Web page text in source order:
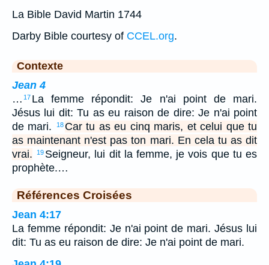
La Bible David Martin 1744
Darby Bible courtesy of CCEL.org.
Contexte
Jean 4
… 17 La femme répondit: Je n'ai point de mari.
Jésus lui dit: Tu as eu raison de dire: Je n'ai point
de mari.
18 Car tu as eu cinq maris, et celui que tu
as maintenant n'est pas ton mari. En cela tu as dit
vrai.
19 Seigneur, lui dit la femme, je vois que tu es
prophète.…
Références Croisées
Jean 4:17
La femme répondit: Je n'ai point de mari. Jésus lui
dit: Tu as eu raison de dire: Je n'ai point de mari.